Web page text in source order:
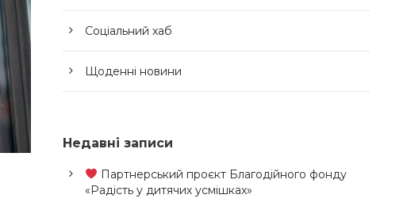
Соціальний хаб
Щоденні новини
Недавні записи
Партнерський проєкт Благодійного фонду
«Радість у дитячих усмішках»